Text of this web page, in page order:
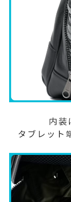
内装
タブレット